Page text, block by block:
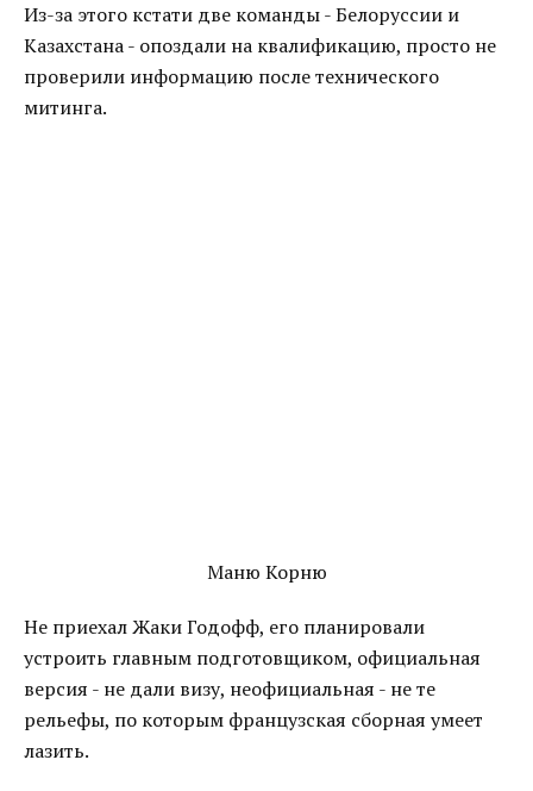
Из-за этого кстати две команды - Белоруссии и
Казахстана - опоздали на квалификацию, просто не
проверили информацию после технического
митинга.
Маню Корню
Не приехал Жаки Годофф, его планировали
устроить главным подготовщиком, официальная
версия - не дали визу, неофициальная - не те
рельефы, по которым французская сборная умеет
лазить.